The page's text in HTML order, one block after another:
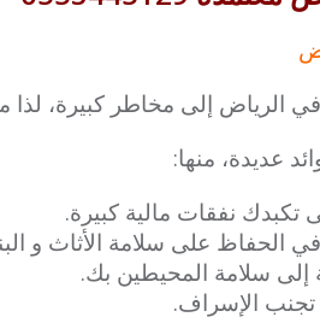
الرياض إلى مخاطر كبيرة،
عديدة، منها:
تكبدك نفقات مالية كبيرة.
الحفاظ على سلامة الأثاث و
إلى سلامة المحيطين بك.
الإسراف.